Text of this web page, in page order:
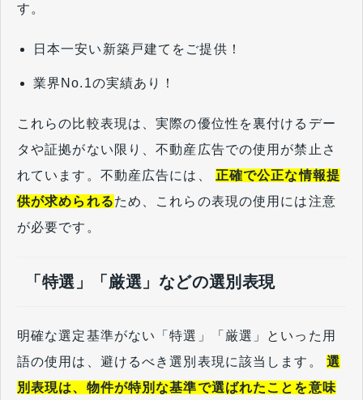
す。
日本一安い新築戸建てをご提供！
業界No.1の実績あり！
これらの比較表現は、実際の優位性を裏付けるデー
タや証拠がない限り、不動産広告での使用が禁止さ
れています。不動産広告には、 正確で公正な情報提
供が求められるため、これらの表現の使用には注意
が必要です。
「特選」「厳選」などの選別表現
明確な選定基準がない「特選」「厳選」といった用
語の使用は、避けるべき選別表現に該当します。 選
別表現は、物件が特別な基準で選ばれたことを意味